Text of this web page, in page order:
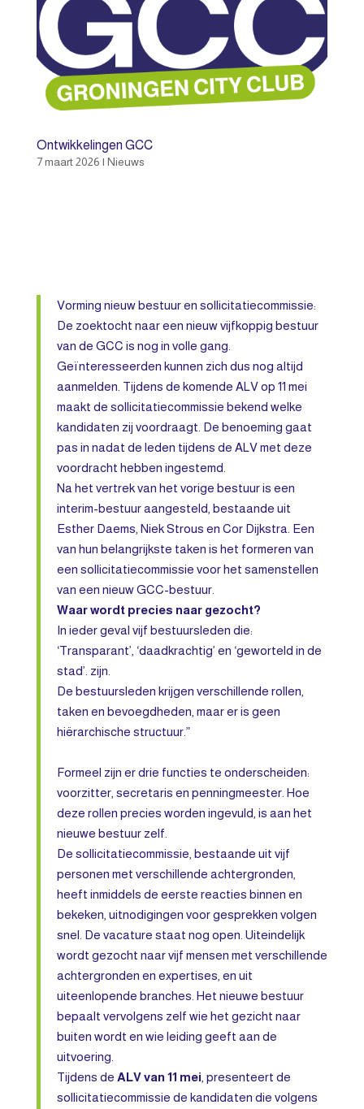
Ontwikkelingen GCC
7 maart 2026 | Nieuws
Vorming nieuw bestuur en sollicitatiecommissie:
De zoektocht naar een nieuw vijfkoppig bestuur
van de GCC is nog in volle gang.
Geïnteresseerden kunnen zich dus nog altijd
aanmelden. Tijdens de komende ALV op 11 mei
maakt de sollicitatiecommissie bekend welke
kandidaten zij voordraagt. De benoeming gaat
pas in nadat de leden tijdens de ALV met deze
voordracht hebben ingestemd.
Na het vertrek van het vorige bestuur is een
interim-bestuur aangesteld, bestaande uit
Esther Daems, Niek Strous en Cor Dijkstra. Een
van hun belangrijkste taken is het formeren van
een sollicitatiecommissie voor het samenstellen
van een nieuw GCC-bestuur.
Waar wordt precies naar gezocht?
In ieder geval vijf bestuursleden die:
‘Transparant’, ‘daadkrachtig’ en ‘geworteld in de
stad’. zijn.
De bestuursleden krijgen verschillende rollen,
taken en bevoegdheden, maar er is geen
hiërarchische structuur.”
Formeel zijn er drie functies te onderscheiden:
voorzitter, secretaris en penningmeester. Hoe
deze rollen precies worden ingevuld, is aan het
nieuwe bestuur zelf.
De sollicitatiecommissie, bestaande uit vijf
personen met verschillende achtergronden,
heeft inmiddels de eerste reacties binnen en
bekeken, uitnodigingen voor gesprekken volgen
snel. De vacature staat nog open. Uiteindelijk
wordt gezocht naar vijf mensen met verschillende
achtergronden en expertises, en uit
uiteenlopende branches. Het nieuwe bestuur
bepaalt vervolgens zelf wie het gezicht naar
buiten wordt en wie leiding geeft aan de
uitvoering.
Tijdens de ALV van 11 mei , presenteert de
sollicitatiecommissie de kandidaten die volgens